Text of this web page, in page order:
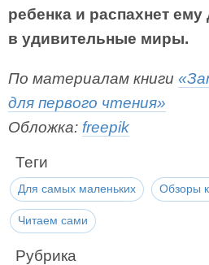
ребенка и распахнет ему
в удивительные миры.
По материалам книги
для первого чтения»
Обложка: freepik
Теги
Для самых маленьких Обзоры
Читаем сами
Рубрика